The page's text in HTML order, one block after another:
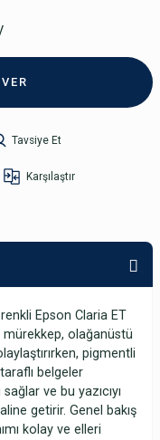
Tavsiye Et
Karşılaştır
Epson Claria ET
mürekkep, olağanüstü
pigmentli
belgeler
ve bu yazıcıyı
getirir. Genel bakış
kolay ve elleri